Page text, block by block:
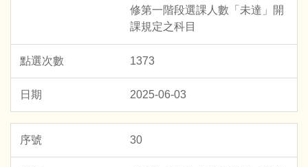
修第一階段選課人數「未達」開
課規定之科目
1373
2025-06-03
30